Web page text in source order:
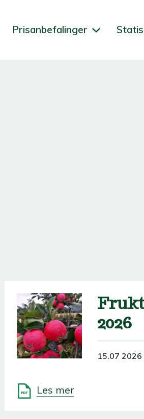
Prisanbefalinger
2026
15.07 2026
Les mer